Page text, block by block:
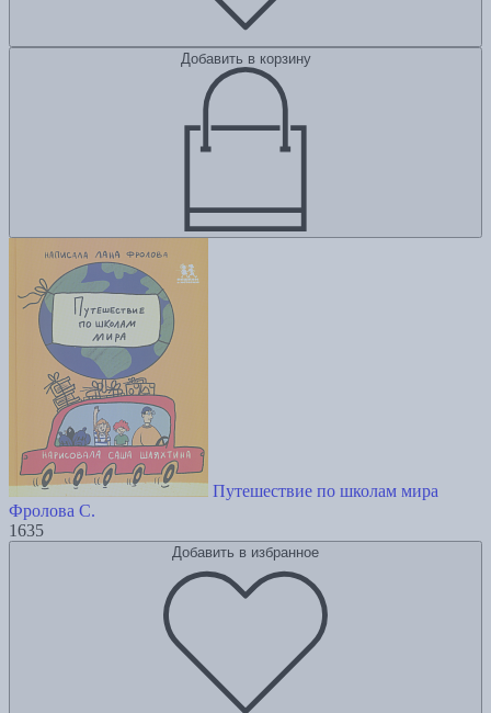
Добавить в корзину
Путешествие по школам мира
Фролова С.
1635
Добавить в избранное